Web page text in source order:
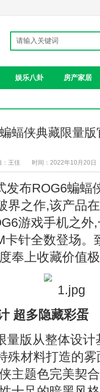
娱乐八卦 房产家居
蝠侠典藏限量
：王佳 时间：2022年10月20日
发布ROG6蝙蝠
界之作,该产品
游戏手机之外
卡针全数登场。
奉上收藏价值
超多隐藏彩蛋
量版从整体设
殊材料打造的
主题色完美契